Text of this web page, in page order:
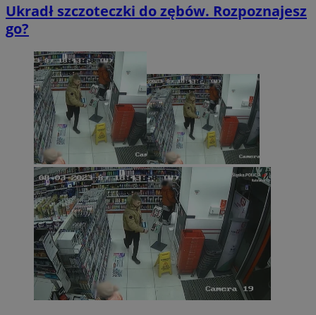
Ukradł szczoteczki do zębów. Rozpoznajesz
go?